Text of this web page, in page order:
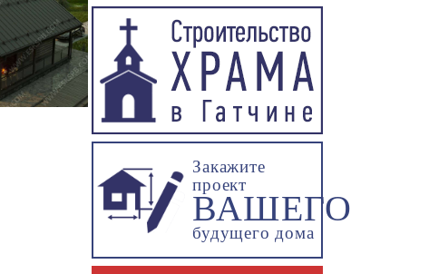
Закажите
проект
ВАШЕГО
будущего дома